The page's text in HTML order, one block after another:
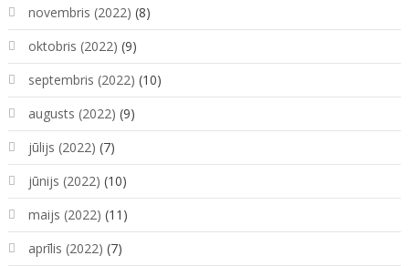
novembris (2022) (8)
oktobris (2022) (9)
septembris (2022) (10)
augusts (2022) (9)
jūlijs (2022) (7)
jūnijs (2022) (10)
maijs (2022) (11)
aprīlis (2022) (7)